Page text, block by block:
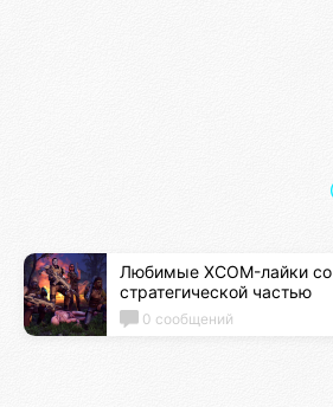
Любимые XCOM-лайки со
стратегической частью
0 сообщений